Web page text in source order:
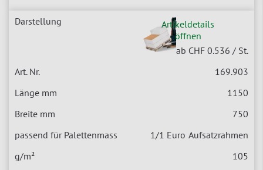
Artikeldetails
öffnen
ab CHF 0.536 / St.
169.903
1150
750
1/1 Euro Aufsatzrahmen
105